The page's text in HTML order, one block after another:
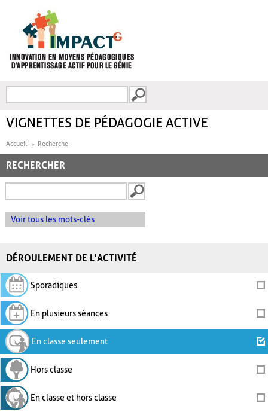
FORMULAIRE DE
VIGNETTES DE PÉDAGOGIE ACTIVE
Accueil Recherche
RECHERCHER
Voir tous les mots-clés
DÉROULEMENT DE L'ACTIVITÉ
Sporadiques
En plusieurs séances
En classe seulement
Hors classe
En classe et hors classe